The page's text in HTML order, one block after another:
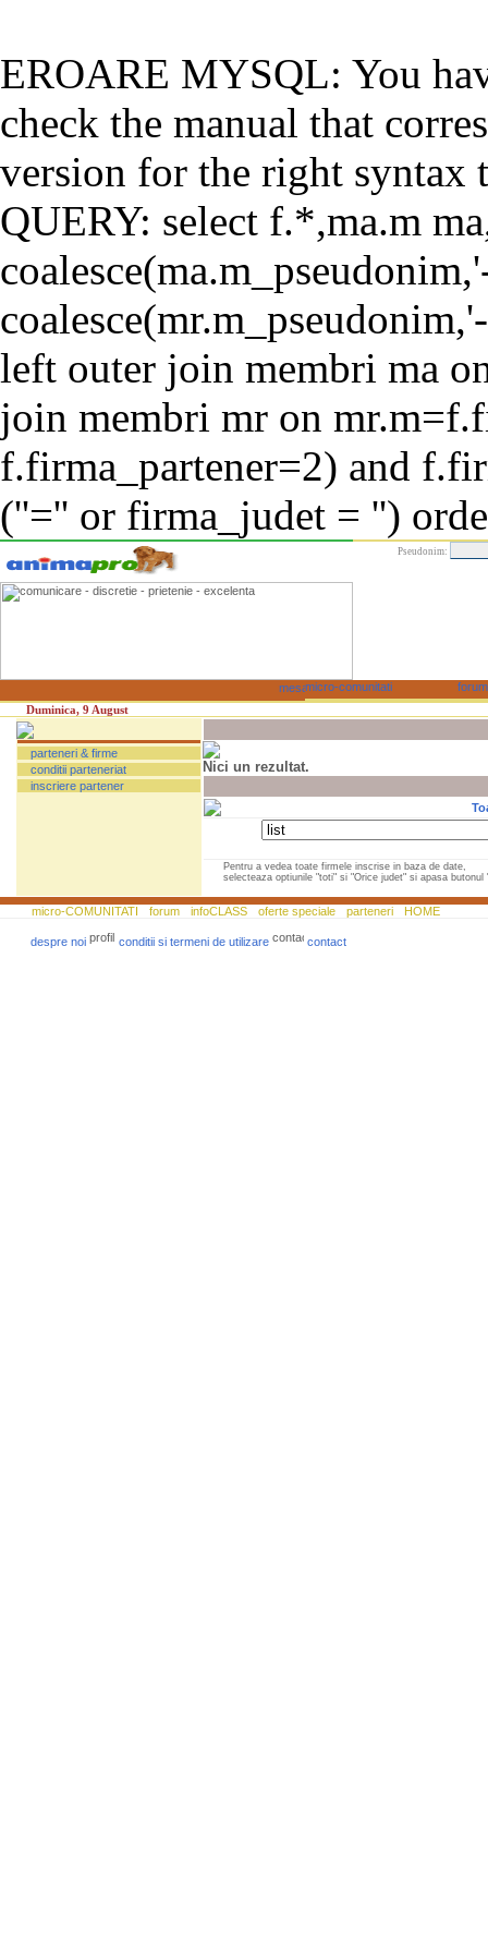
EROARE MYSQL: You
check the manual that
version for the right syntax
QUERY: select f.*,ma.m
left outer join membri ma
join membri mr on
f.firma_partener=2) and
(''='' or firma_judet = '')
Pseudonim:
Duminica, 9 August
parteneri & firme
conditii parteneriat
inscriere partener
Nici un rezultat.
Pentru a vedea toate firmele inscrise in baza de date,
selecteaza optiunile "toti" si "Orice judet" si apasa butonul
micro-COMUNITATI forum infoCLASS oferte speciale parteneri HOME
despre noi conditii si termeni de utilizare contact